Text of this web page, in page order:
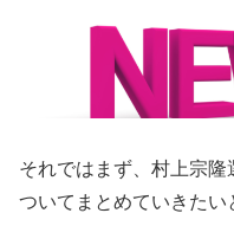
それではまず、村上宗
ついてまとめていきたい